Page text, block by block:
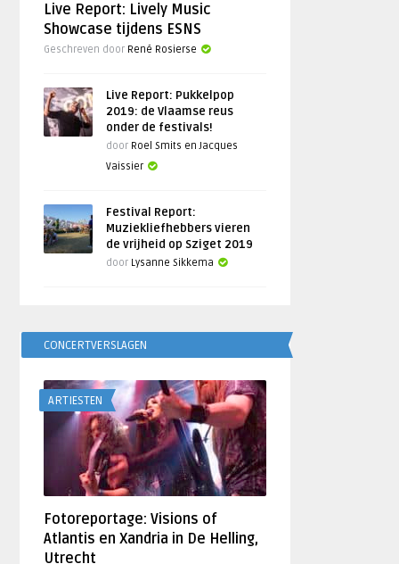
Live Report: Lively Music
Showcase tijdens ESNS
Geschreven door René Rosierse
Live Report: Pukkelpop
2019: de Vlaamse reus
onder de festivals!
door Roel Smits en Jacques
Vaissier
Festival Report:
Muziekliefhebbers vieren
de vrijheid op Sziget 2019
door Lysanne Sikkema
CONCERTVERSLAGEN
ARTIESTEN
Fotoreportage: Visions of
Atlantis en Xandria in De Helling,
Utrecht